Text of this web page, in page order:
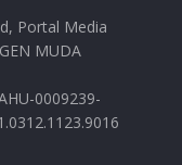
Portal Media
MUDA
0009239-